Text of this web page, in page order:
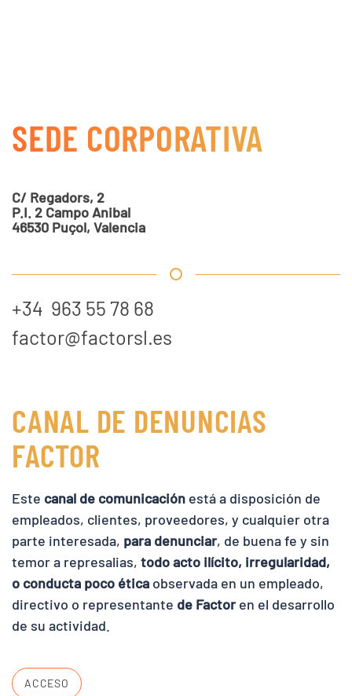
SEDE CORPORATIVA
C/ Regadors, 2
P.I. 2 Campo Anibal
46530 Puçol, Valencia
+34 963 55 78 68
factor@factorsl.es
CANAL DE DENUNCIAS
FACTOR
Este canal de comunicación está a disposición de
empleados, clientes, proveedores, y cualquier otra
parte interesada, para denunciar, de buena fe y sin
temor a represalias, todo acto ilícito, irregularidad,
o conducta poco ética observada en un empleado,
directivo o representante de Factor en el desarrollo
de su actividad.
ACCESO